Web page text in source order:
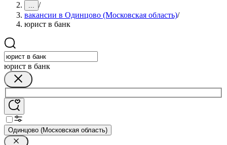
... /
вакансии в Одинцово (Московская область)/
юрист в банк
юрист в банк
Одинцово (Московская область)